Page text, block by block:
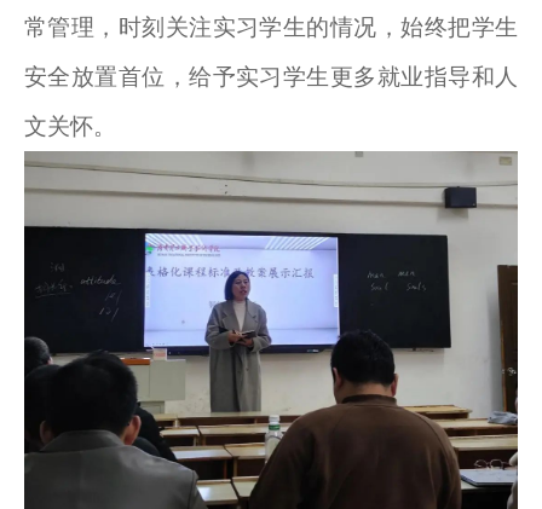
常管理，时刻关注实习学生的情况，始终把学生
安全放置首位，给予实习学生更多就业指导和人
文关怀。